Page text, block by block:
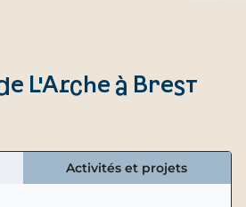
L'Arche à Brest
Activités et projets